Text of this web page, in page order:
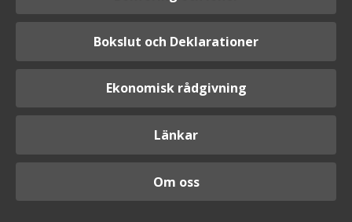
Bokslut och Deklarationer
Ekonomisk rådgivning
Länkar
Om oss